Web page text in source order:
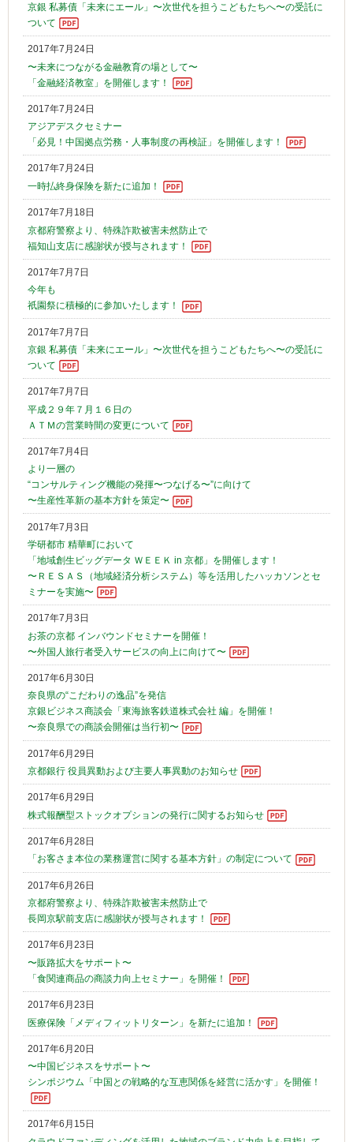
京銀 私募債「未来にエール」〜次世代を担うこどもたちへ〜の受託に
ついて
2017年7月24日
〜未来につながる金融教育の場として〜
「金融経済教室」を開催します！
2017年7月24日
アジアデスクセミナー
「必見！中国拠点労務・人事制度の再検証」を開催します！
2017年7月24日
一時払終身保険を新たに追加！
2017年7月18日
京都府警察より、特殊詐欺被害未然防止で
福知山支店に感謝状が授与されます！
2017年7月7日
今年も
祇園祭に積極的に参加いたします！
2017年7月7日
京銀 私募債「未来にエール」〜次世代を担うこどもたちへ〜の受託に
ついて
2017年7月7日
平成２９年７月１６日の
ＡＴＭの営業時間の変更について
2017年7月4日
より一層の
“コンサルティング機能の発揮〜つなげる〜”に向けて
〜生産性革新の基本方針を策定〜
2017年7月3日
学研都市 精華町において
「地域創生ビッグデータ ＷＥＥＫ in 京都」を開催します！
〜ＲＥＳＡＳ（地域経済分析システム）等を活用したハッカソンとセ
ミナーを実施〜
2017年7月3日
お茶の京都 インバウンドセミナーを開催！
〜外国人旅行者受入サービスの向上に向けて〜
2017年6月30日
奈良県の“こだわりの逸品”を発信
京銀ビジネス商談会「東海旅客鉄道株式会社 編」を開催！
〜奈良県での商談会開催は当行初〜
2017年6月29日
京都銀行 役員異動および主要人事異動のお知らせ
2017年6月29日
株式報酬型ストックオプションの発行に関するお知らせ
2017年6月28日
「お客さま本位の業務運営に関する基本方針」の制定について
2017年6月26日
京都府警察より、特殊詐欺被害未然防止で
長岡京駅前支店に感謝状が授与されます！
2017年6月23日
〜販路拡大をサポート〜
「食関連商品の商談力向上セミナー」を開催！
2017年6月23日
医療保険「メディフィットリターン」を新たに追加！
2017年6月20日
〜中国ビジネスをサポート〜
シンポジウム「中国との戦略的な互恵関係を経営に活かす」を開催！
2017年6月15日